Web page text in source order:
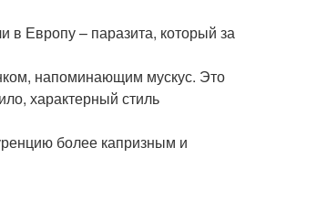
в Европу – паразита, который за
напоминающим мускус. Это
характерный стиль
более капризным и